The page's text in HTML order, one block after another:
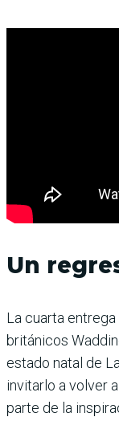
Un
La cuarta
británicos
estado natal de
invitarlo a volver
parte de la